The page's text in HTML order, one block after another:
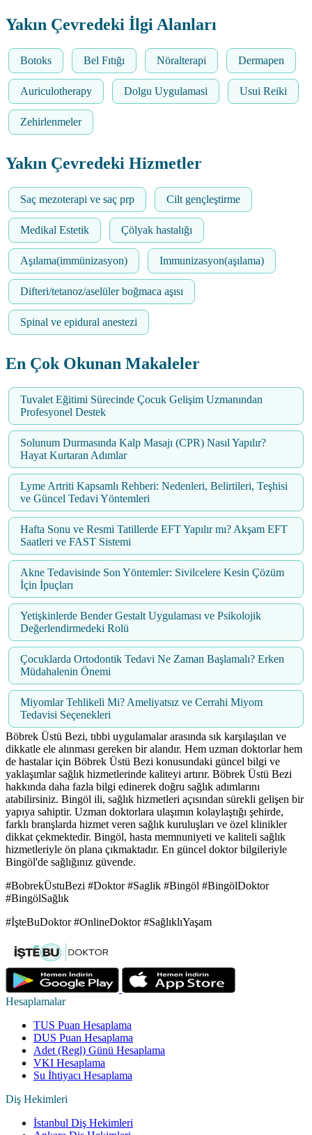
Yakın Çevredeki İlgi Alanları
Botoks Bel Fıtığı Nöralterapi Dermapen
Auriculotherapy Dolgu Uygulamasi Usui Reiki
Zehirlenmeler
Yakın Çevredeki Hizmetler
Saç mezoterapi ve saç prp Cilt gençleştirme
Medikal Estetik Çölyak hastalığı
Aşılama(immünizasyon) Immunizasyon(aşılama)
Difteri/tetanoz/aselüler boğmaca aşısı
Spinal ve epidural anestezi
En Çok Okunan Makaleler
Tuvalet Eğitimi Sürecinde Çocuk Gelişim Uzmanından
Profesyonel Destek
Solunum Durmasında Kalp Masajı (CPR) Nasıl Yapılır?
Hayat Kurtaran Adımlar
Lyme Artriti Kapsamlı Rehberi: Nedenleri, Belirtileri, Teşhisi
ve Güncel Tedavi Yöntemleri
Hafta Sonu ve Resmi Tatillerde EFT Yapılır mı? Akşam EFT
Saatleri ve FAST Sistemi
Akne Tedavisinde Son Yöntemler: Sivilcelere Kesin Çözüm
İçin İpuçları
Yetişkinlerde Bender Gestalt Uygulaması ve Psikolojik
Değerlendirmedeki Rolü
Çocuklarda Ortodontik Tedavi Ne Zaman Başlamalı? Erken
Müdahalenin Önemi
Miyomlar Tehlikeli Mi? Ameliyatsız ve Cerrahi Miyom
Tedavisi Seçenekleri
Böbrek Üstü Bezi, tıbbi uygulamalar arasında sık karşılaşılan ve
dikkatle ele alınması gereken bir alandır. Hem uzman doktorlar hem
de hastalar için Böbrek Üstü Bezi konusundaki güncel bilgi ve
yaklaşımlar sağlık hizmetlerinde kaliteyi artırır. Böbrek Üstü Bezi
hakkında daha fazla bilgi edinerek doğru sağlık adımlarını
atabilirsiniz. Bingöl ili, sağlık hizmetleri açısından sürekli gelişen bir
yapıya sahiptir. Uzman doktorlara ulaşımın kolaylaştığı şehirde,
farklı branşlarda hizmet veren sağlık kuruluşları ve özel klinikler
dikkat çekmektedir. Bingöl, hasta memnuniyeti ve kaliteli sağlık
hizmetleriyle ön plana çıkmaktadır. En güncel doktor bilgileriyle
Bingöl'de sağlığınız güvende.
#BobrekÜstuBezi #Doktor #Saglik #Bingöl #BingölDoktor
#BingölSağlık
#İşteBuDoktor #OnlineDoktor #SağlıklıYaşam
Hesaplamalar
TUS Puan Hesaplama
DUS Puan Hesaplama
Adet (Regl) Günü Hesaplama
VKI Hesaplama
Su İhtiyacı Hesaplama
Diş Hekimleri
İstanbul Diş Hekimleri